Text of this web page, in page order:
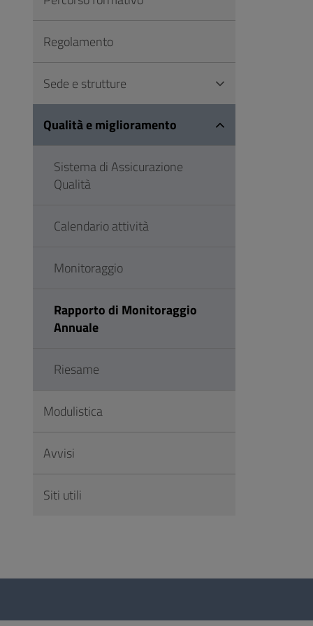
FooterRegolamento
Sede e strutture
Qualità e miglioramento
Sistema di Assicurazione
Qualità
Calendario attività
Monitoraggio
Rapporto di Monitoraggio
Annuale
Riesame
Modulistica
Avvisi
Siti utili
Questionario